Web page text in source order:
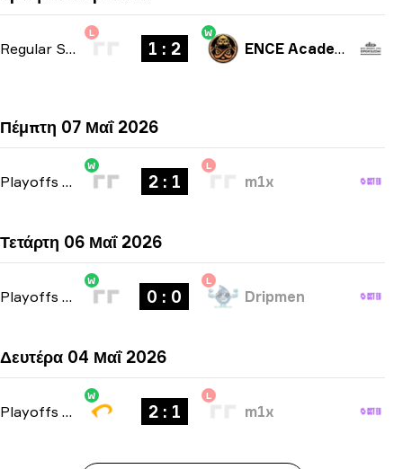
Regular Season
L
1 : 2
W
ENCE Academy
Πέμπτη 07 Μαΐ 2026
Playoffs bo3
W
2 : 1
L
m1x
Τετάρτη 06 Μαΐ 2026
Playoffs bo3
W
0 : 0
L
Dripmen
Δευτέρα 04 Μαΐ 2026
Playoffs bo3
W
2 : 1
L
m1x